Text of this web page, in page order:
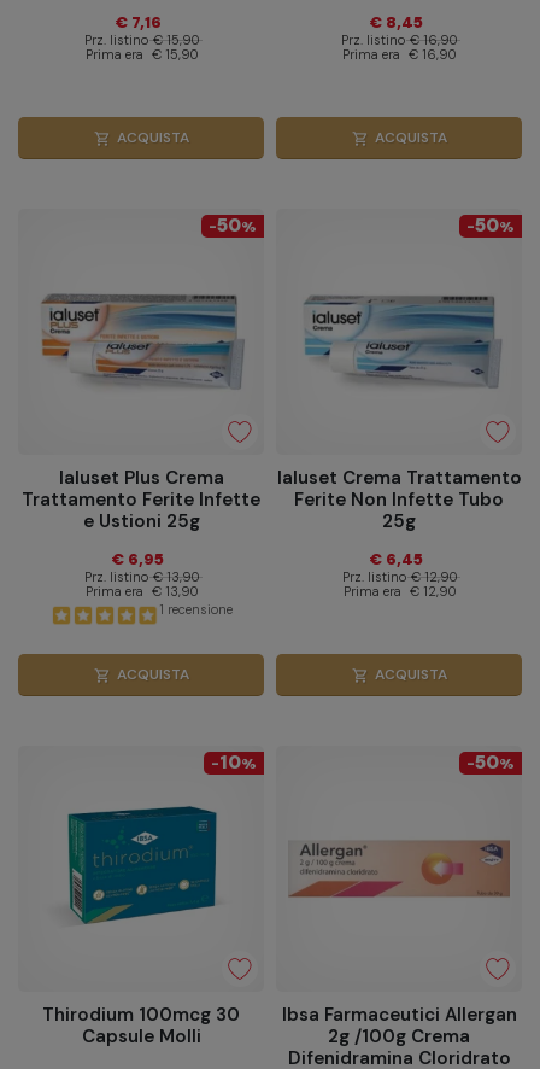
€ 7,16
Prz. listino € 15,90
Prima era € 15,90
shopping_cart ACQUISTA
€ 8,45
Prz. listino € 16,90
Prima era € 16,90
shopping_cart ACQUISTA
-50%
Ialuset Plus Crema
Trattamento Ferite Infette
e Ustioni 25g
€ 6,95
Prz. listino € 13,90
Prima era € 13,90
1 recensione
shopping_cart ACQUISTA
-50%
Ialuset Crema Trattamento
Ferite Non Infette Tubo
25g
€ 6,45
Prz. listino € 12,90
Prima era € 12,90
shopping_cart ACQUISTA
-10%
Thirodium 100mcg 30
Capsule Molli
-50%
Ibsa Farmaceutici Allergan
2g /100g Crema
Difenidramina Cloridrato